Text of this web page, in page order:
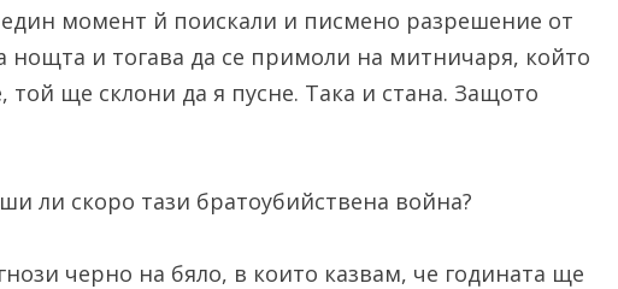
момент й поискали и писмено разрешение от
нощта и тогава да се примоли на митничаря, който
той ще склони да я пусне. Така и стана. Защото
ли скоро тази братоубийствена война?
черно на бяло, в които казвам, че годината ще